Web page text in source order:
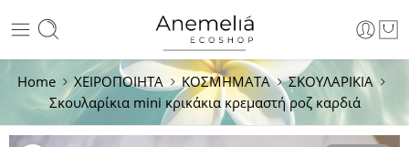
Home ΧΕΙΡΟΠΟΙΗΤΑ ΚΟΣΜΗΜΑΤΑ
ΣΚΟΥΛΑΡΙΚΙΑ
Σκουλαρίκια mini κρικάκια κρεμαστή ροζ καρδιά